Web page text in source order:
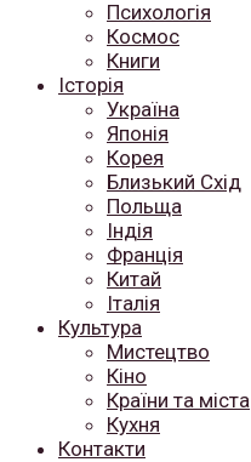
Психологія
Космос
Книги
Історія
Україна
Японія
Корея
Близький Схід
Польща
Індія
Франція
Китай
Італія
Культура
Мистецтво
Кіно
Країни та міста
Кухня
Контакти